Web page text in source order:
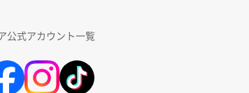
公式アカウント一覧